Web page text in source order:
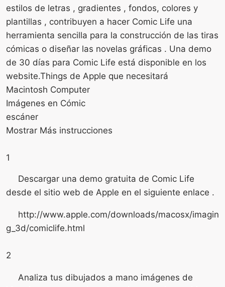
estilos de letras , gradientes , fondos, colores y
plantillas , contribuyen a hacer Comic Life una
herramienta sencilla para la construcción de las tiras
cómicas o diseñar las novelas gráficas . Una demo
de 30 días para Comic Life está disponible en los
website.Things de Apple que necesitará
Macintosh Computer
Imágenes en Cómic
escáner
Mostrar Más instrucciones
1
Descargar una demo gratuita de Comic Life
desde el sitio web de Apple en el siguiente enlace .
http://www.apple.com/downloads/macosx/imagin
g_3d/comiclife.html
2
Analiza tus dibujados a mano imágenes de